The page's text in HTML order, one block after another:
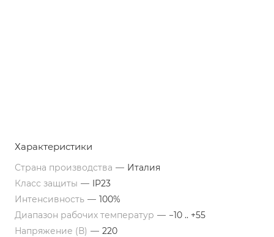
Характеристики
Страна производства — Италия
Класс защиты — IP23
Интенсивность — 100%
Диапазон рабочих температур — −10 .. +55
Напряжение (В) — 220